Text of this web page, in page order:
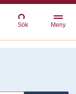
Sök Meny